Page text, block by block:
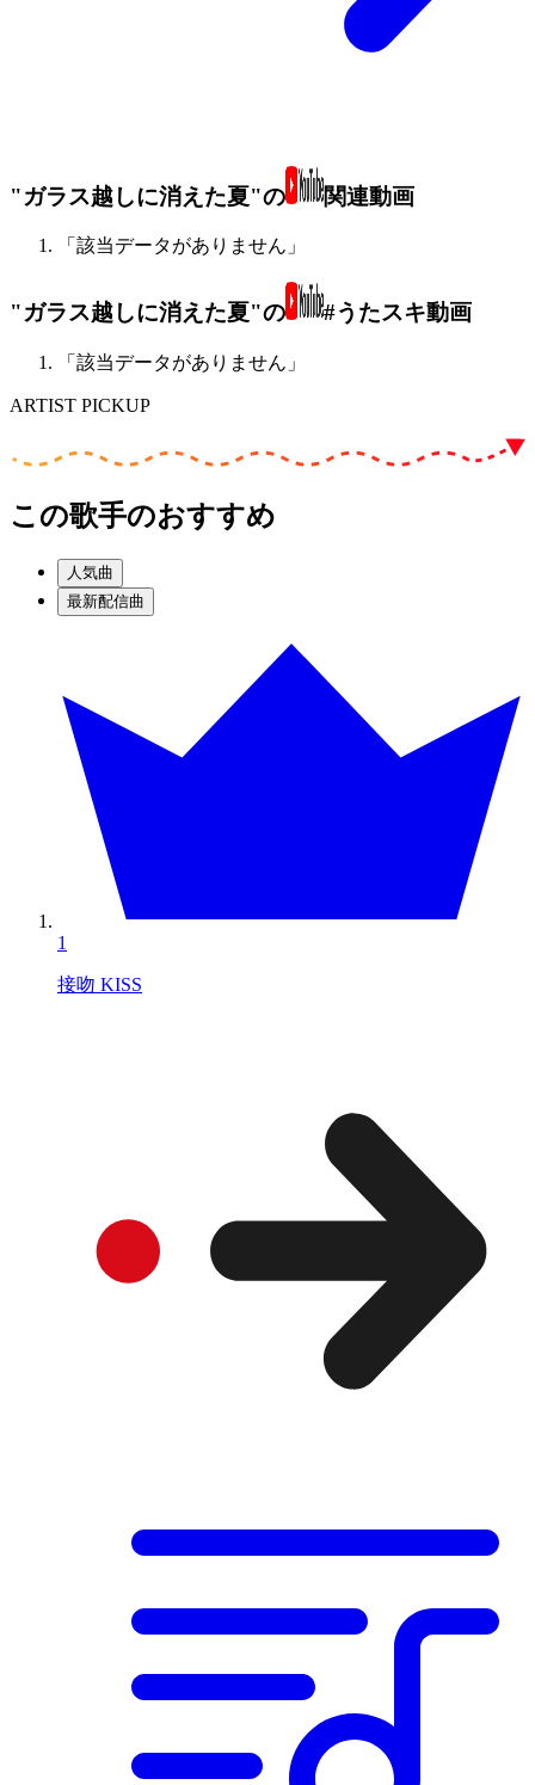
"ガラス越しに消えた夏"の 関連動画
「該当データがありません」
"ガラス越しに消えた夏"の #うたスキ動画
「該当データがありません」
ARTIST PICKUP
この歌手のおすすめ
人気曲
最新配信曲
1
接吻 KISS